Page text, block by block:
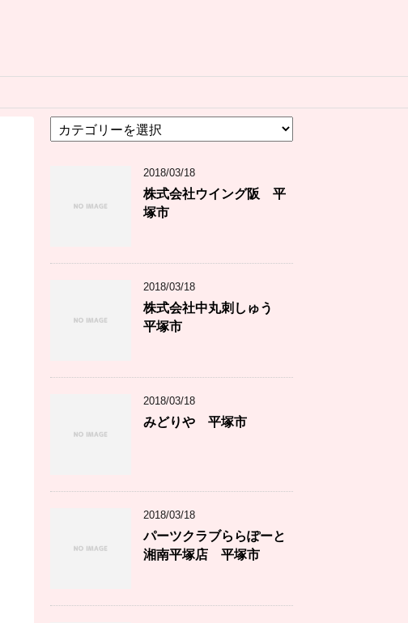
テ
2018/03/18
株式会社ウイング阪 平
塚市
2018/03/18
株式会社中丸刺しゅう
平塚市
2018/03/18
みどりや 平塚市
2018/03/18
パーツクラブららぽーと
湘南平塚店 平塚市